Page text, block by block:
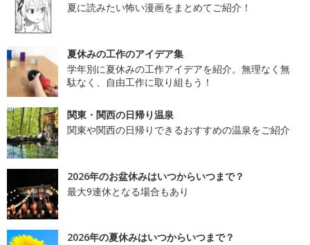
夏に読みたい怖い漫画をまとめてご紹介！
夏休みの工作のアイデア集
学年別に夏休みの工作アイデアを紹介。無理なく無
駄なく、自由工作に取り組もう！
関東・関西の日帰り温泉
関東や関西の日帰りできるおすすめの温泉をご紹介
2026年のお盆休みはいつからいつまで？
最大9連休となる場合もあり
2026年の夏休みはいつからいつまで？